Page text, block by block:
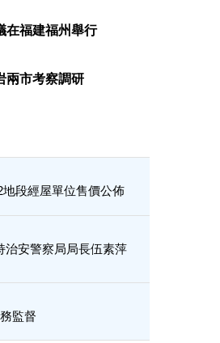
在福建福州舉行
兩市考察調研
段經屋單位售價公佈
治安警察局局長伍素萍
監督